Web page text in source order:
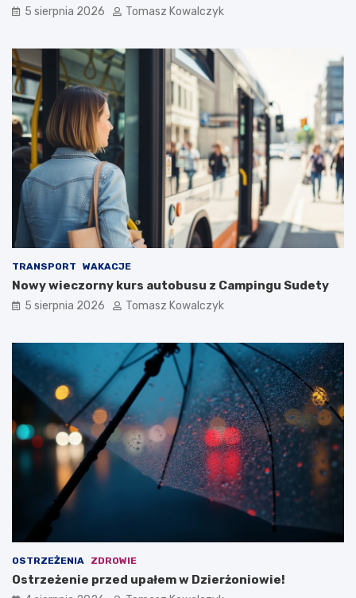
5 sierpnia 2026 Tomasz Kowalczyk
TRANSPORT WAKACJE
Nowy wieczorny kurs autobusu z Campingu Sudety
5 sierpnia 2026 Tomasz Kowalczyk
OSTRZEŻENIA ZDROWIE
Ostrzeżenie przed upałem w Dzierżoniowie!